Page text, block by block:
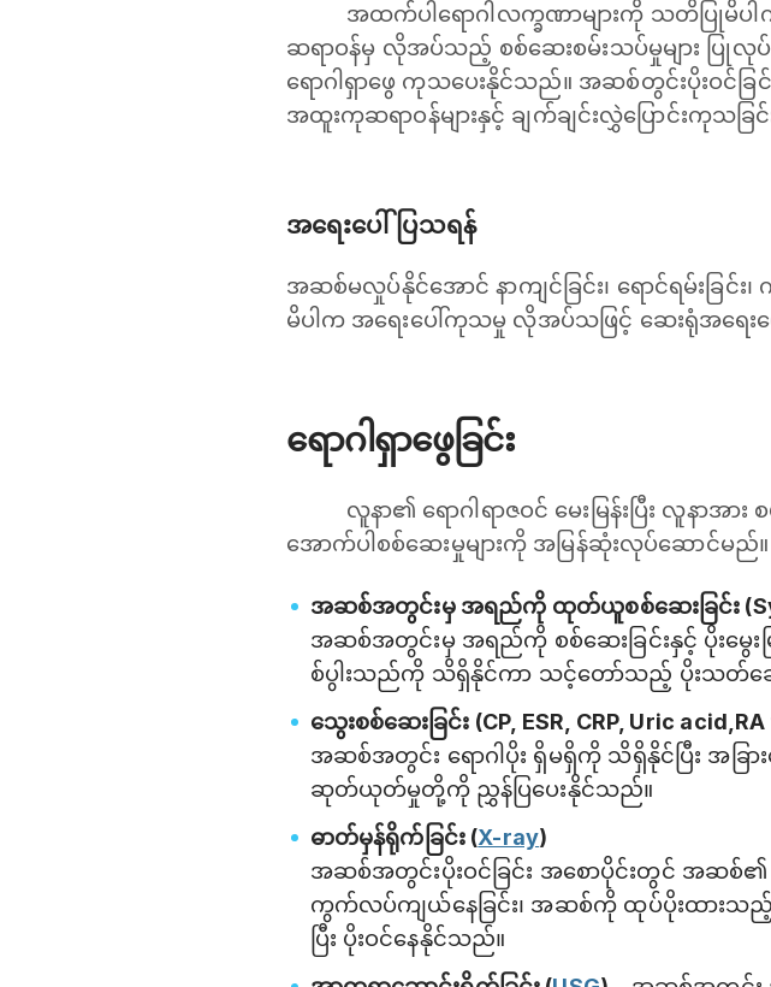
အထက်ပါရောဂါလက္ခဏာများကို သတိပြုမိပ
ဆရာဝန်မှ လိုအပ်သည့် စစ်ဆေးစမ်းသပ်မှုများ ပြုလုပ်
ရောဂါရှာ‌ဖွေ ကုသပေးနိုင်သည်။ အဆစ်တွင်းပိုးဝင်ခြ
အထူးကုဆရာဝန်များနှင့် ချက်ချင်းလွှဲပြောင်းကုသခ
အရေးပေါ်ပြသရန်
အဆစ်မလှုပ်နိုင်အောင် နာကျင်ခြင်း၊ ရောင်ရမ်းခြင်
မိပါက အရေးပေါ်ကုသမှု လိုအပ်သဖြင့် ဆေးရုံအရေး
ရောဂါရှာဖွေခြင်း
လူနာ၏ ရောဂါရာဇဝင် မေးမြန်းပြီး လူနာအ
အောက်ပါစစ်ဆေးမှုများကို အမြန်ဆုံးလုပ်ဆောင်မည်။
အဆစ်အတွင်းမှ အရည်ကို ထုတ်ယူစစ်ဆေးခြင်း
အဆစ်အတွင်းမှ အရည်ကို စစ်ဆေးခြင်းနှင့် ပိုးမွေးမ
စ်ပွါးသည်ကို သိရှိနိုင်ကာ သင့်တော်သည့် ပိုးသတ်
သွေးစစ်ဆေးခြင်း (CP, ESR, CRP, Uric
အဆစ်အတွင်း ရောဂါပိုး ရှိမရှိကို သိရှိနိုင်ပြီး အခ
ဆုတ်ယုတ်မှုတို့ကို ညွှန်ပြပေးနိုင်သည်။
ဓာတ်မှန်ရိုက်ခြင်း (X-ray)
အဆစ်အတွင်းပိုးဝင်ခြင်း အစောပိုင်းတွင် အဆစ်၏
ကွက်လပ်ကျယ်နေခြင်း၊ အဆစ်ကို ထုပ်ပိုးထားသည့်
ပြီး ပိုးဝင်နေနိုင်သည်။